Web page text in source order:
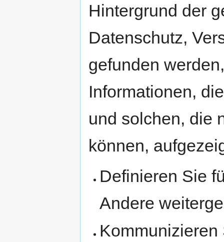
Hintergrund der
Datenschutz,
gefunden
Informationen,
und solchen, die
können,
Definieren Sie
Andere